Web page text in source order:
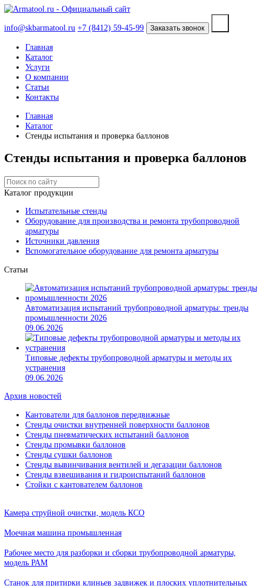
info@skbarmatool.ru +7 (8412) 59-45-99 Заказать звонок
Главная
Каталог
Услуги
О компании
Статьи
Главная
Каталог
Стенды испытания и проверка
Каталог продукции
Испытательные стенды
Оборудование для производства и ремонта
арматуры
Статьи
Автоматизация испытаний трубопроводной арматуры:
промышленности 2026
09.06.2026
Типовые дефекты трубопроводной арматуры и методы их
09.06.2026
Архив новостей
Кантователи для баллонов передвижные
Стенды очистки внутренней поверхности баллонов
Стенды пневматических испытаний баллонов
Стенды вывинчивания вентилей и дегазации баллонов
Стойки с кантователем баллонов
Камера струйной очистки, модель КСО